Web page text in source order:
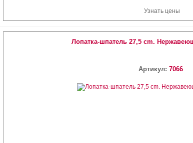
Узнать цены
Лопатка-шпатель 27,5 cm.
Артикул:7066